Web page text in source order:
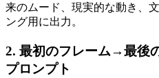
来のムード、現実的な動き、
ング用に出力。
2. 最初のフレーム→最後
プロンプト